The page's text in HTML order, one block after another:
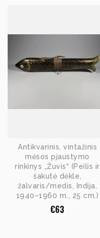
Antikvarinis, vintažinis
mėsos pjaustymo
rinkinys „Žuvis“ (Peilis ir
šakutė dėkle,
žalvaris/medis, Indija,
1940–1960 m., 25 cm.)
€63